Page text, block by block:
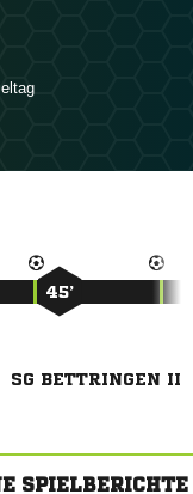
45’
SG BETTRINGEN II
SPIELBERICHTE